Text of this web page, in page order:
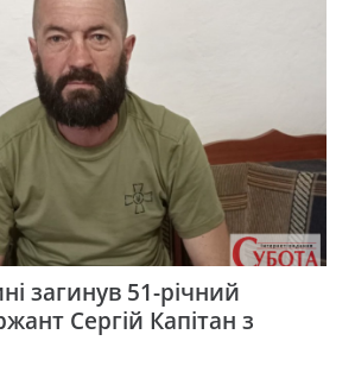
загинув 51-річний
Сергій Капітан з